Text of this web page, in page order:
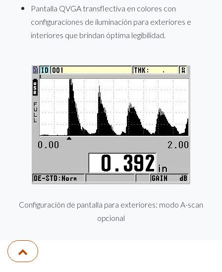
Pantalla QVGA transflectiva en colores con
configuraciones de iluminación para exteriores e
interiores que brindan óptima legibilidad.
Configuración de pantalla para exteriores: modo A-scan
opcional